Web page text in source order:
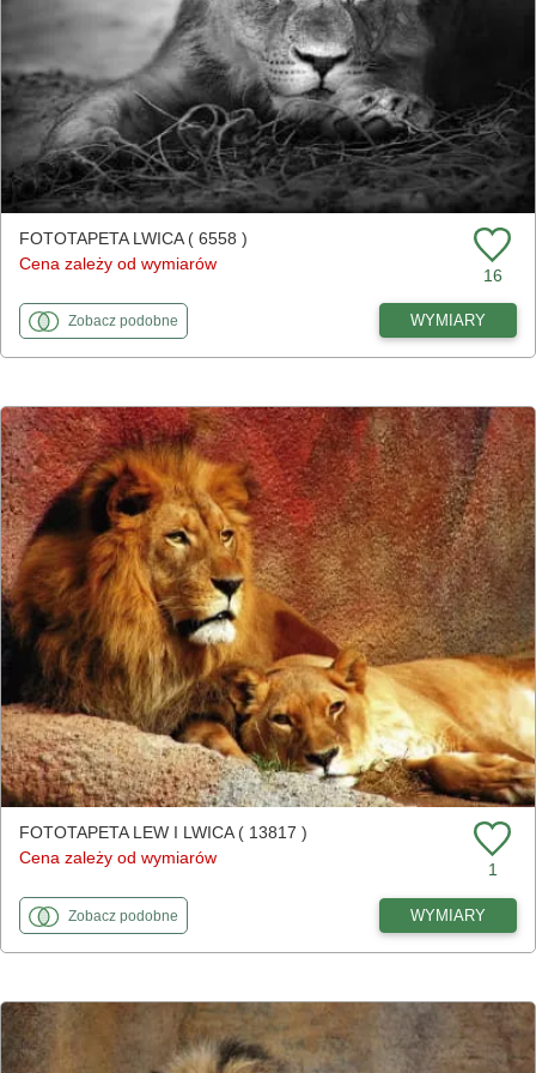
FOTOTAPETA LWICA ( 6558 )
Cena zależy od wymiarów
16
Zobaczfototapety
podobnedo Lwica WYMIARY
FOTOTAPETA LEW I LWICA ( 13817 )
Cena zależy od wymiarów
1
Zobaczfototapety
podobnedo Lew i lwica WYMIARY